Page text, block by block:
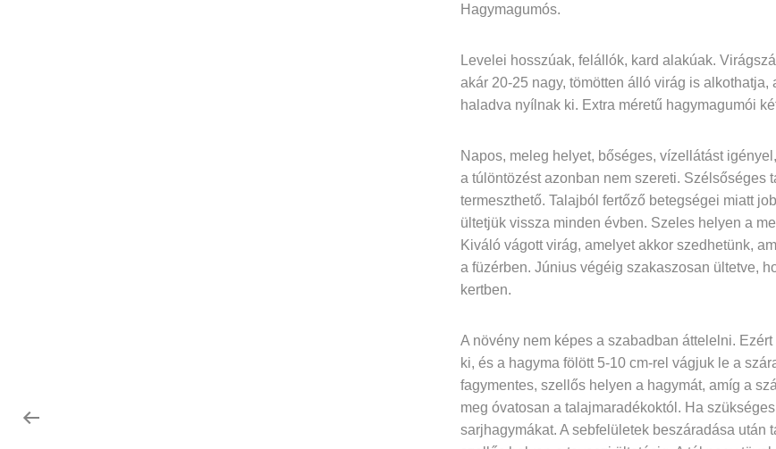
Hagymagumós.
Levelei hosszúak, felállók, kard alakúak.
akár 20-25 nagy, tömötten álló virág is
haladva nyílnak ki. Extra méretű hagymagumói
Napos, meleg helyet, bőséges, vízellátást
a túlöntözést azonban nem szereti. Szélsőséges
termeszthető. Talajból fertőző betegségei miatt
ültetjük vissza minden évben. Szeles helyen a
Kiváló vágott virág, amelyet akkor szedhetünk,
a füzérben. Június végéig szakaszosan ültetve,
kertben.
A növény nem képes a szabadban áttelelni.
ki, és a hagyma fölött 5-10 cm-rel vágjuk le a
fagymentes, szellős helyen a hagymát, amíg a
meg óvatosan a talajmaradékoktól. Ha
sarjhagymákat. A sebfelületek beszáradása után